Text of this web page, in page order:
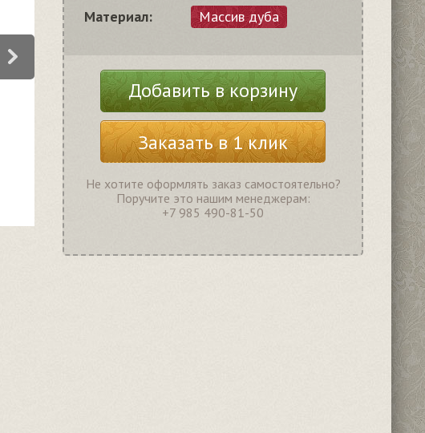
Материал: Массив дуба
Добавить в корзину
Заказать в 1 клик
Не хотите оформлять заказ самостоятельно?
Поручите это нашим менеджерам:
+7 985 490-81-50